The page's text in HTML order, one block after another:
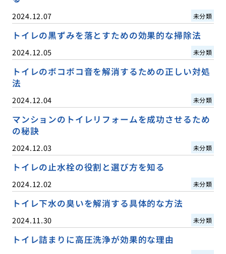
2024.12.07 未分類
トイレの黒ずみを落とすための効果的な掃除法
2024.12.05 未分類
トイレのボコボコ音を解消するための正しい対処
法
2024.12.04 未分類
マンションのトイレリフォームを成功させるため
の秘訣
2024.12.03 未分類
トイレの止水栓の役割と選び方を知る
2024.12.02 未分類
トイレ下水の臭いを解消する具体的な方法
2024.11.30 未分類
トイレ詰まりに高圧洗浄が効果的な理由